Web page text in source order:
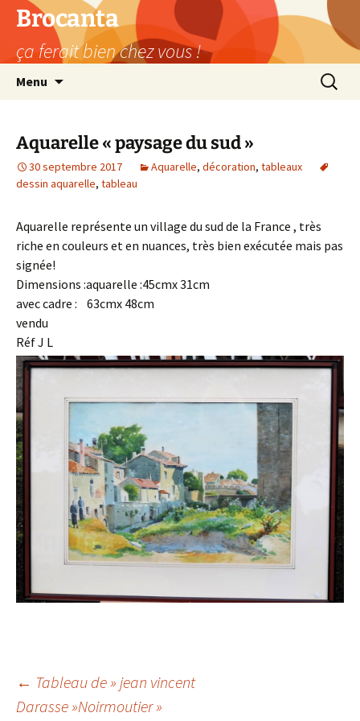
Aller
contenu
Brocanta
ça ferait bien chez vous !
Menu
Aquarelle « paysage du sud »
30 septembre 2017 Aquarelle, décoration, tableaux
dessin aquarelle, tableau
Aquarelle représente un village du sud de la France , très
riche en couleurs et en nuances, très bien exécutée mais pas
signée!
Dimensions :aquarelle :45cmx 31cm
avec cadre : 63cmx 48cm
vendu
Réf J L
Navigation
← Tableau de » jean vincent
Darasse »Noirmoutier »